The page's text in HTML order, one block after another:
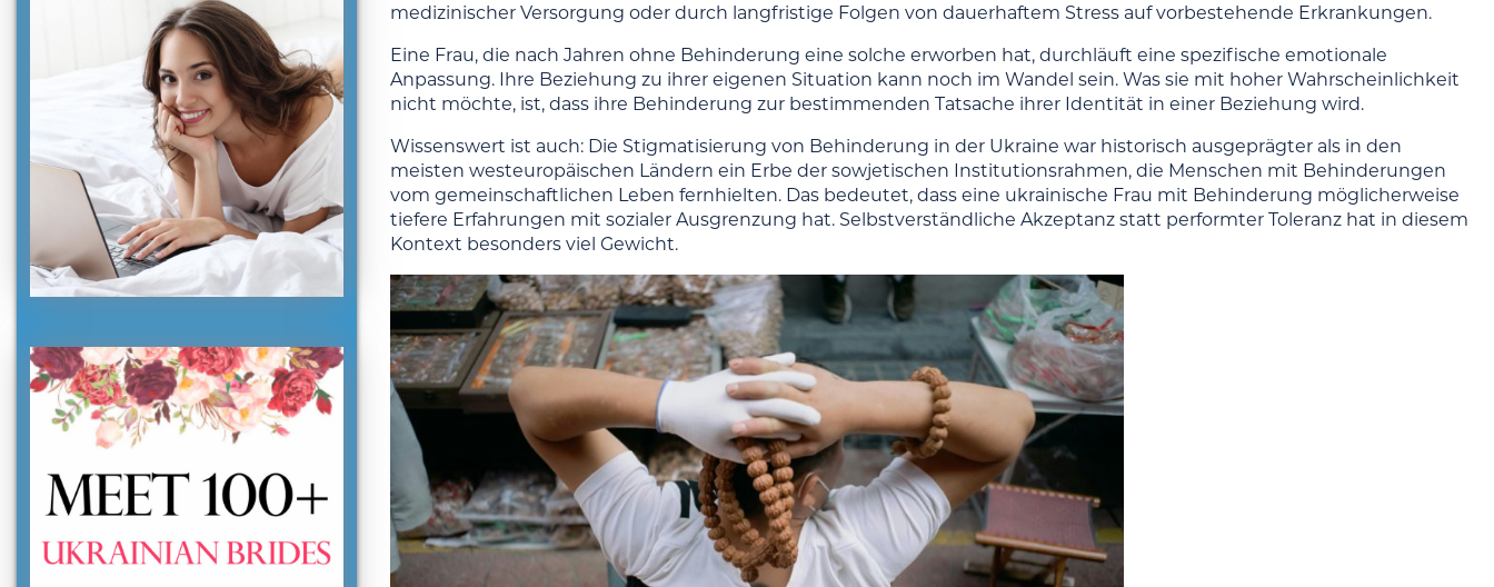
medizinischer Versorgung oder durch langfristige Folgen von dauerhaftem Stress auf vorbestehende Erkrankungen.
Eine Frau, die nach Jahren ohne Behinderung eine solche erworben hat, durchläuft eine spezifische emotionale
Anpassung. Ihre Beziehung zu ihrer eigenen Situation kann noch im Wandel sein. Was sie mit hoher Wahrscheinlichkeit
nicht möchte, ist, dass ihre Behinderung zur bestimmenden Tatsache ihrer Identität in einer Beziehung wird.
Wissenswert ist auch: Die Stigmatisierung von Behinderung in der Ukraine war historisch ausgeprägter als in den
meisten westeuropäischen Ländern ein Erbe der sowjetischen Institutionsrahmen, die Menschen mit Behinderungen
vom gemeinschaftlichen Leben fernhielten. Das bedeutet, dass eine ukrainische Frau mit Behinderung möglicherweise
tiefere Erfahrungen mit sozialer Ausgrenzung hat. Selbstverständliche Akzeptanz statt performter Toleranz hat in diesem
Kontext besonders viel Gewicht.